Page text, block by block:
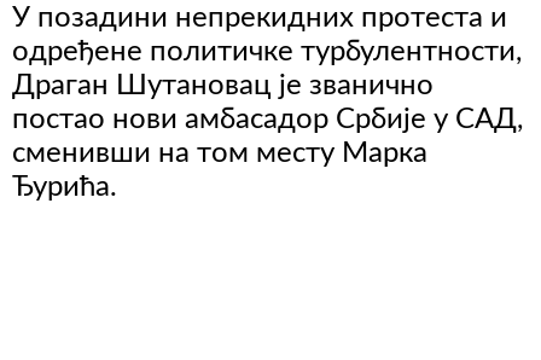
У позадини непрекидних протеста и
одређене политичке турбулентности,
Драган Шутановац је званично
постао нови амбасадор Србије у САД,
сменивши на том месту Марка
Ђурића.